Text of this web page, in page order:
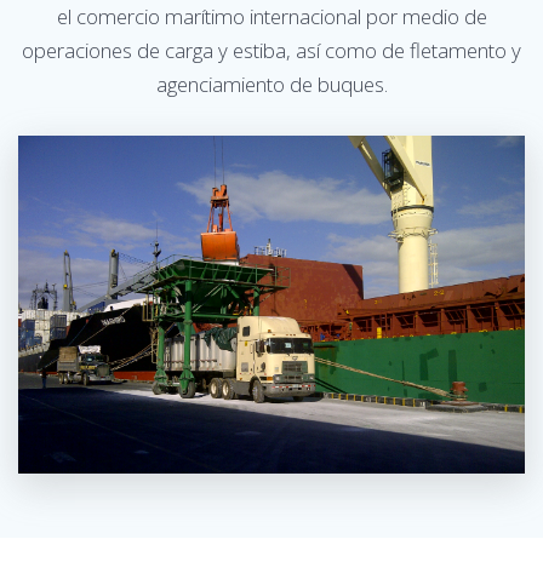
el comercio marítimo internacional por medio de
operaciones de carga y estiba, así como de fletamento y
agenciamiento de buques.